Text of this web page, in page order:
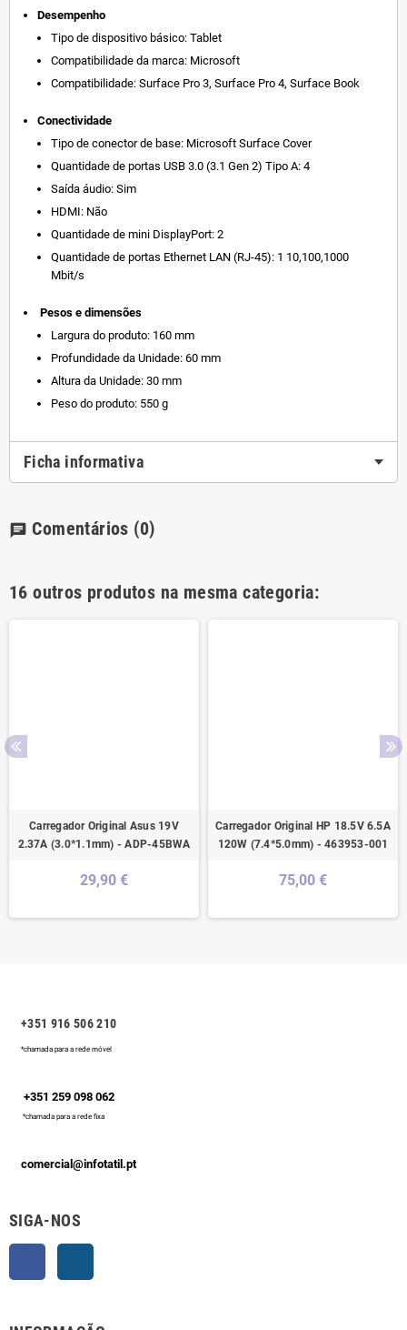
Desempenho
Tipo de dispositivo básico: Tablet
Compatibilidade da marca: Microsoft
Compatibilidade: Surface Pro 3, Surface Pro 4, Surface Book
Conectividade
Tipo de conector de base: Microsoft Surface Cover
Quantidade de portas USB 3.0 (3.1 Gen 2) Tipo A: 4
Saída áudio: Sim
HDMI: Não
Quantidade de mini DisplayPort: 2
Quantidade de portas Ethernet LAN (RJ-45): 1 10,100,1000
Mbit/s
Pesos e dimensões
Largura do produto: 160 mm
Profundidade da Unidade: 60 mm
Altura da Unidade: 30 mm
Peso do produto: 550 g
Ficha informativa
chat Comentários (0)
16 outros produtos na mesma categoria:
Carregador Original Asus 19V
2.37A (3.0*1.1mm) - ADP-45BWA
29,90 €
Carregador Original HP 18.5V 6.5A
120W (7.4*5.0mm) - 463953-001
75,00 €
+351 916 506 210
*chamada para a rede móvel
+351 259 098 062
*chamada para a rede fixa
comercial@infotatil.pt
SIGA-NOS